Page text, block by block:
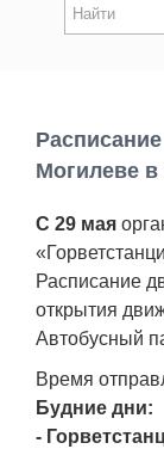
Новости
Работа
Афиша
Объявления
Транспорт
Погода
Могилеве
С 29 мая
Расписание
открытия
Автобусный
Время
Будние дни:
-